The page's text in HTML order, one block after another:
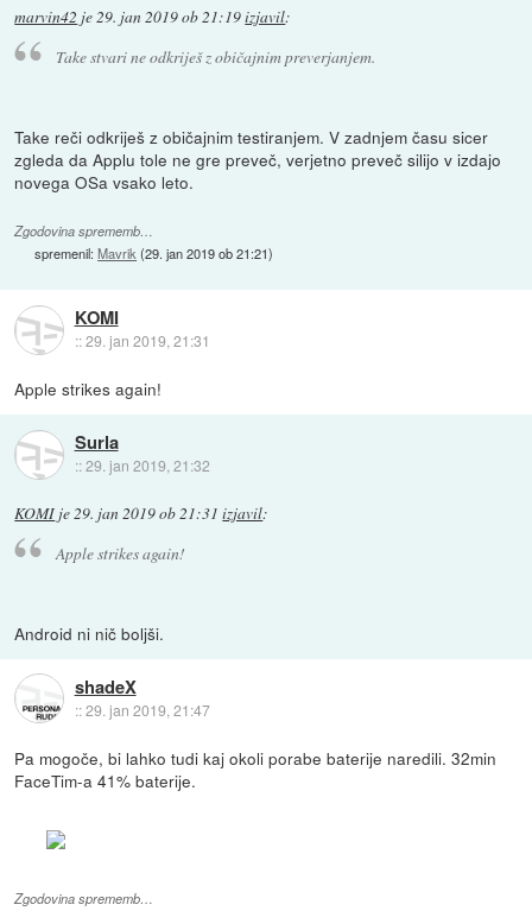
marvin42 je29. jan 2019 ob 21:19izjavil:
Take stvari ne odkriješ z običajnim preverjanjem.
Take reči odkriješ z običajnim testiranjem. V zadnjem času sicer
zgleda da Applu tole ne gre preveč, verjetno preveč silijo v izdajo
novega OSa vsako leto.
Zgodovina sprememb…
spremenil:Mavrik (29. jan 2019 ob 21:21)
KOMI
::29. jan 2019, 21:31
Apple strikes again!
Surla
::29. jan 2019, 21:32
KOMI je29. jan 2019 ob 21:31 izjavil:
Apple strikes again!
Android ni nič boljši.
shadeX
::29. jan 2019, 21:47
Pa mogoče, bi lahko tudi kaj okoli porabe baterije naredili. 32min
FaceTim-a 41% baterije.
Zgodovina sprememb…